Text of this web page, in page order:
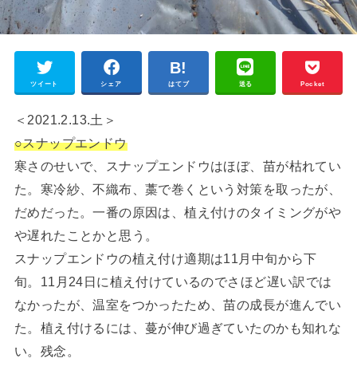
ツイート シェア はてブ 送る Pocket
＜2021.2.13.土＞
○スナップエンドウ
寒さのせいで、スナップエンドウはほぼ、苗が枯れてい
た。寒冷紗、不織布、藁で巻くという対策を取ったが、
だめだった。一番の原因は、植え付けのタイミングがや
や遅れたことかと思う。
スナップエンドウの植え付け適期は11月中旬から下
旬。11月24日に植え付けているのでさほど遅い訳では
なかったが、温室をつかったため、苗の成長が進んでい
た。植え付けるには、蔓が伸び過ぎていたのかも知れな
い。残念。